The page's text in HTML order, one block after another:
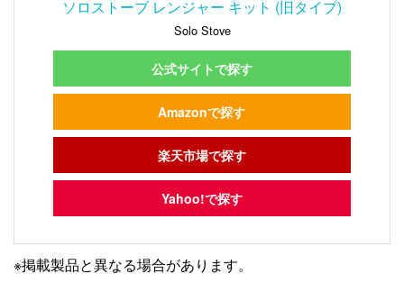
ソロストーブ レンジャー キット (旧タイプ)
Solo Stove
公式サイトで探す
Amazonで探す
楽天市場で探す
Yahoo!で探す
※掲載製品と異なる場合があります。